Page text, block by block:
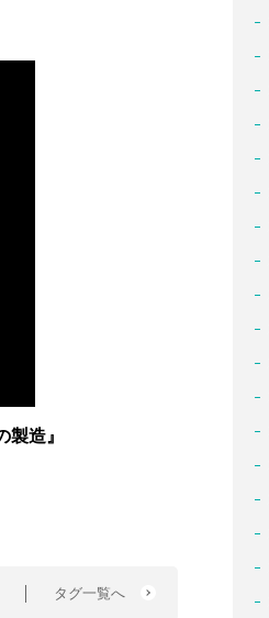
造』
タグ一覧へ